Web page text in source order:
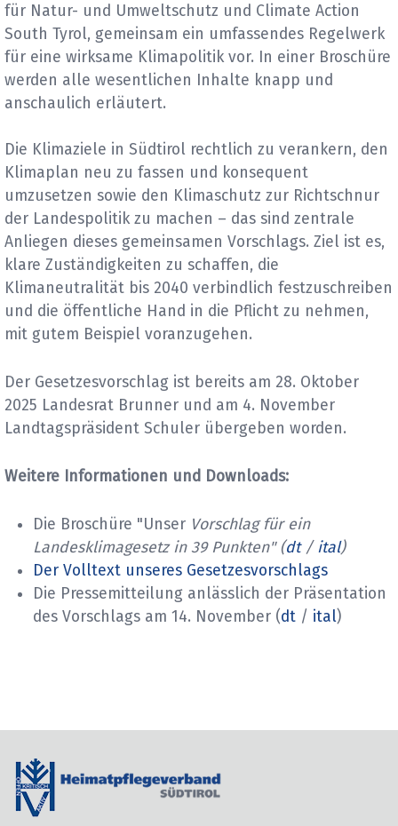
für Natur- und Umweltschutz und Climate Action
South Tyrol, gemeinsam ein umfassendes Regelwerk
für eine wirksame Klimapolitik vor. In einer Broschüre
werden alle wesentlichen Inhalte knapp und
anschaulich erläutert.
Die Klimaziele in Südtirol rechtlich zu verankern, den
Klimaplan neu zu fassen und konsequent
umzusetzen sowie den Klimaschutz zur Richtschnur
der Landespolitik zu machen – das sind zentrale
Anliegen dieses gemeinsamen Vorschlags. Ziel ist es,
klare Zuständigkeiten zu schaffen, die
Klimaneutralität bis 2040 verbindlich festzuschreiben
und die öffentliche Hand in die Pflicht zu nehmen,
mit gutem Beispiel voranzugehen.
Der Gesetzesvorschlag ist bereits am 28. Oktober
2025 Landesrat Brunner und am 4. November
Landtagspräsident Schuler übergeben worden.
Weitere Informationen und Downloads:
Die Broschüre "Unser Vorschlag für ein
Landesklimagesetz in 39 Punkten" (dt/ital)
Der Volltext unseres Gesetzesvorschlags
Die Pressemitteilung anlässlich der Präsentation
des Vorschlags am 14. November (dt / ital)